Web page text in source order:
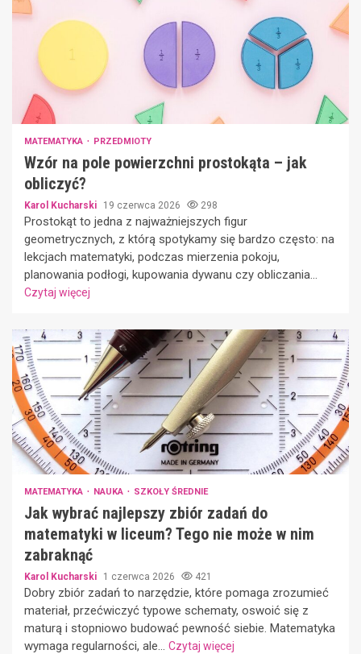
MATEMATYKA PRZEDMIOTY
Wzór na pole powierzchni prostokąta – jak
obliczyć?
Karol Kucharski 19 czerwca 2026 298
Prostokąt to jedna z najważniejszych figur
geometrycznych, z którą spotykamy się bardzo często: na
lekcjach matematyki, podczas mierzenia pokoju,
planowania podłogi, kupowania dywanu czy obliczania...
Czytaj więcej
MATEMATYKA NAUKA SZKOŁY ŚREDNIE
Jak wybrać najlepszy zbiór zadań do
matematyki w liceum? Tego nie może w nim
zabraknąć
Karol Kucharski 1 czerwca 2026 421
Dobry zbiór zadań to narzędzie, które pomaga zrozumieć
materiał, przećwiczyć typowe schematy, oswoić się z
maturą i stopniowo budować pewność siebie. Matematyka
wymaga regularności, ale... Czytaj więcej